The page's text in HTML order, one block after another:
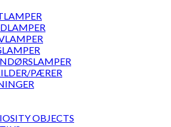
PÆRER
OBJECTS